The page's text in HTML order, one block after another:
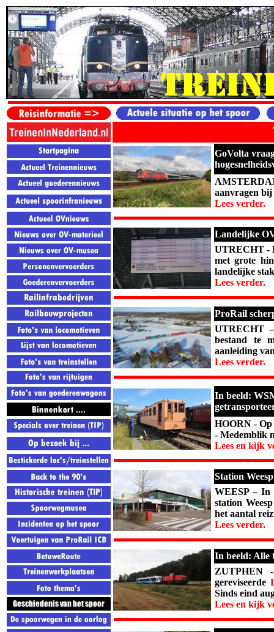
GoVolta
aanvragen
Lees verder.
Landelijke
UTRECHT -
met grote
landelijke
Lees verder.
ProRail
UTRECHT
bestand te
aanleiding
Lees verder.
In beeld:
HOORN - Op
- Medemblik
Lees en kijk
Station
WEESP – In
station
het aantal
Lees verder.
In beeld: Alle
ZUTPHEN
gereviseerde
Sinds eind
Lees en kijk